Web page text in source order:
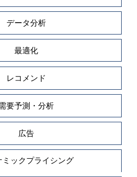
データ分析
最適化
レコメンド
要予測・分析
広告
ミックプライシング